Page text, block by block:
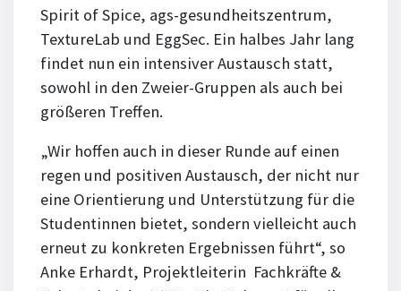
Spirit of Spice, ags-gesundheitszentrum,
TextureLab und EggSec. Ein halbes Jahr lang
findet nun ein intensiver Austausch statt,
sowohl in den Zweier-Gruppen als auch bei
größeren Treffen.
„Wir hoffen auch in dieser Runde auf einen
regen und positiven Austausch, der nicht nur
eine Orientierung und Unterstützung für die
Studentinnen bietet, sondern vielleicht auch
erneut zu konkreten Ergebnissen führt“, so
Anke Erhardt, Projektleiterin Fachkräfte &